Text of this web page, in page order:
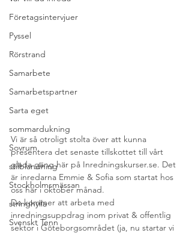
Företagsintervjuer
Pyssel
Rörstrand
Samarbete
Samarbetspartner
Sarta eget
sommardukning
Sovrum
stilblandning
Stockholmsmässan
stringhylla
Svenskt Tenn
Vi är så otroligt stolta över att kunna
presentera det senaste tillskottet till vårt
glada gäng här på Inredningskurser.se. Det
är inredarna Emmie & Sofia som startat hos
oss här i oktober månad.
De kommer att arbeta med
inredningsuppdrag inom privat & offentlig
sektor i Göteborgsområdet (ja, nu startar vi